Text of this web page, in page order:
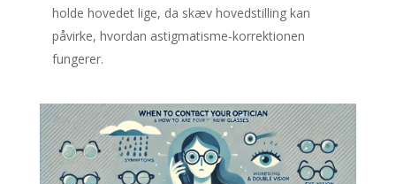
holde hovedet lige, da skæv hovedstilling kan
påvirke, hvordan astigmatisme-korrektionen
fungerer.